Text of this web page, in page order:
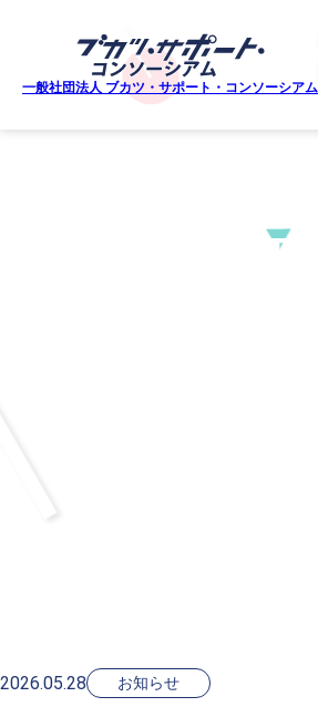
一般社団法人 ブカツ・サポート・コンソーシアム
MEMBER LIST
2026.05.28 お知らせ